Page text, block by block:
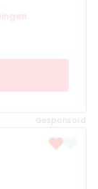
Gesponsord